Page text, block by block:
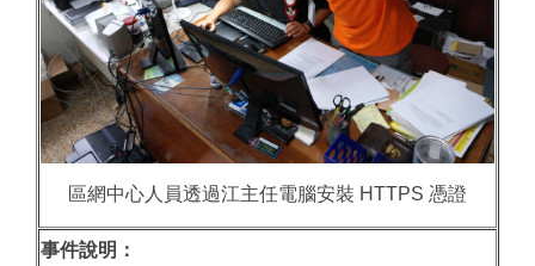
區網中心人員透過江主任電腦安裝 HTTPS 憑證
事件說明：